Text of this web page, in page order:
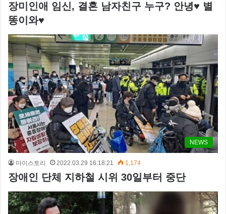
장미인애 임신, 결혼 남자친구 누구? 안녕♥ 별
똥이와♥
NEWS
마이스토리 2022.03.29 16:18:21 1,174
장애인 단체 지하철 시위 30일부터 중단